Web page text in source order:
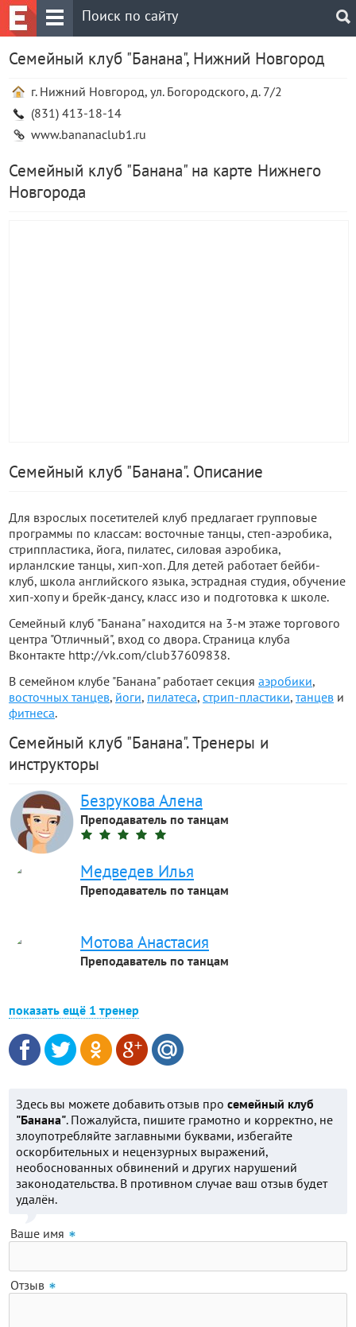
Семейный клуб "Банана", Нижний Новгород
г. Нижний Новгород, ул. Богородского, д. 7/2
(831) 413-18-14
www.bananaclub1.ru
Семейный клуб "Банана" на карте Нижнего
Новгорода
Семейный клуб "Банана". Описание
Для взрослых посетителей клуб предлагает групповые
программы по классам: восточные танцы, степ-аэробика,
стриппластика, йога, пилатес, силовая аэробика,
ирланлские танцы, хип-хоп. Для детей работает бейби-
клуб, школа английского языка, эстрадная студия, обучение
хип-хопу и брейк-дансу, класс изо и подготовка к школе.
Семейный клуб "Банана" находится на 3-м этаже торгового
центра "Отличный", вход со двора. Страница клуба
Вконтакте http://vk.com/club37609838.
В семейном клубе "Банана" работает секция аэробики,
восточных танцев, йоги, пилатеса, стрип-пластики, танцев и
фитнеса.
Семейный клуб "Банана". Тренеры и
инструкторы
Безрукова Алена
Преподаватель по танцам
Медведев Илья
Преподаватель по танцам
Мотова Анастасия
Преподаватель по танцам
показать ещё 1 тренер
Здесь вы можете добавить отзыв про семейный клуб
"Банана". Пожалуйста, пишите грамотно и корректно, не
злоупотребляйте заглавными буквами, избегайте
оскорбительных и нецензурных выражений,
необоснованных обвинений и других нарушений
законодательства. В противном случае ваш отзыв будет
удалён.
Ваше имя
Отзыв